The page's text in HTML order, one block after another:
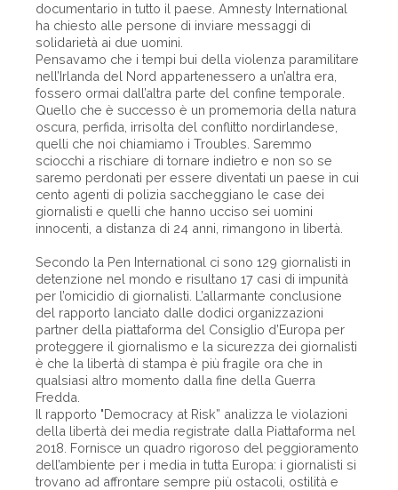
documentario in tutto il paese. Amnesty International
ha chiesto alle persone di inviare messaggi di
solidarietà ai due uomini.
Pensavamo che i tempi bui della violenza paramilitare
nell’Irlanda del Nord appartenessero a un’altra era,
fossero ormai dall’altra parte del confine temporale.
Quello che è successo è un promemoria della natura
oscura, perfida, irrisolta del conflitto nordirlandese,
quelli che noi chiamiamo i Troubles. Saremmo
sciocchi a rischiare di tornare indietro e non so se
saremo perdonati per essere diventati un paese in cui
cento agenti di polizia saccheggiano le case dei
giornalisti e quelli che hanno ucciso sei uomini
innocenti, a distanza di 24 anni, rimangono in libertà.
Secondo la Pen International ci sono 129 giornalisti in
detenzione nel mondo e risultano 17 casi di impunità
per l’omicidio di giornalisti. L’allarmante conclusione
del rapporto lanciato dalle dodici organizzazioni
partner della piattaforma del Consiglio d’Europa per
proteggere il giornalismo e la sicurezza dei giornalisti
è che la libertà di stampa è più fragile ora che in
qualsiasi altro momento dalla fine della Guerra
Fredda.
Il rapporto "Democracy at Risk” analizza le violazioni
della libertà dei media registrate dalla Piattaforma nel
2018. Fornisce un quadro rigoroso del peggioramento
dell’ambiente per i media in tutta Europa: i giornalisti si
trovano ad affrontare sempre più ostacoli, ostilità e